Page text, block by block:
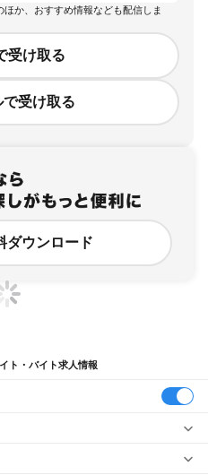
ほか、おすすめ情報なども配信しま
受け取る
で受け取る
ダウンロード
ト・バイト求人情報